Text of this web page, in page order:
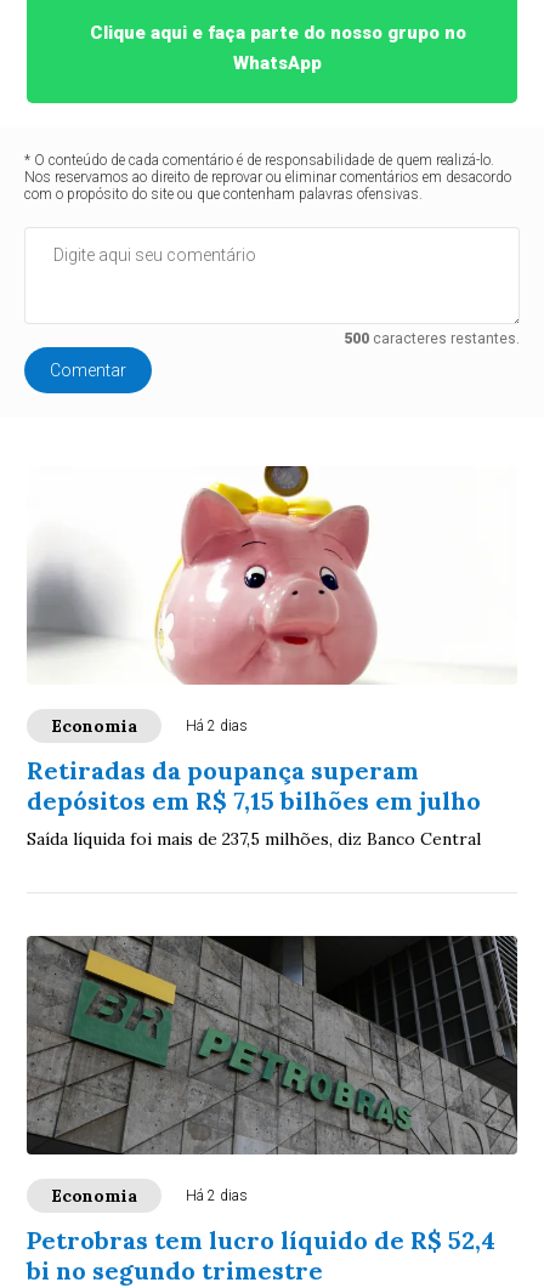
Clique aqui e faça parte do nosso grupo no
WhatsApp
* O conteúdo de cada comentário é de responsabilidade de quem realizá-lo.
Nos reservamos ao direito de reprovar ou eliminar comentários em desacordo
com o propósito do site ou que contenham palavras ofensivas.
500caracteres restantes.
Comentar
Economia Há 2 dias
Retiradas da poupança superam
depósitos em R$ 7,15 bilhões em julho
Saída líquida foi mais de 237,5 milhões, diz Banco Central
Economia Há 2 dias
Petrobras tem lucro líquido de R$ 52,4
bi no segundo trimestre